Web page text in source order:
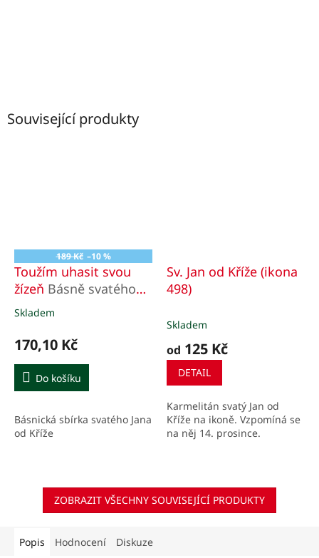
Související produkty
189 Kč –10 %
Toužím uhasit svou
žízeň Básně svatého
Jana od Kříže
Průměrné
produktu
5,0
5
Skladem
170,10 Kč
Do košíku
Básnická sbírka svatého Jana
od Kříže
Sv. Jan od Kříže (ikona
498)
Skladem
od 125 Kč
DETAIL
Karmelitán svatý Jan od
Kříže na ikoně. Vzpomíná se
na něj 14. prosince.
ZOBRAZIT VŠECHNY SOUVISEJÍCÍ PRODUKTY
Popis Hodnocení Diskuze